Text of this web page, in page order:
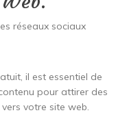
réseaux sociaux
il est essentiel de
pour attirer des
votre site web.